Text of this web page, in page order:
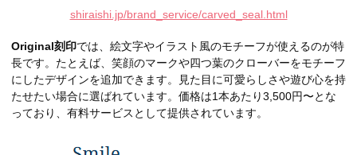
shiraishi.jp/brand_service/carved_seal.html
Original刻印では、絵文字やイラスト風のモチーフが使えるのが特
長です。たとえば、笑顔のマークや四つ葉のクローバーをモチーフ
にしたデザインを追加できます。見た目に可愛らしさや遊び心を持
たせたい場合に選ばれています。価格は1本あたり3,500円〜とな
っており、有料サービスとして提供されています。